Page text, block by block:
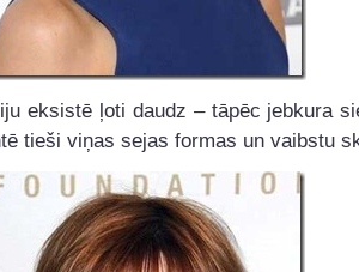
eksistē ļoti daudz – tāpēc jebkura
tieši viņas sejas formas un vaibstu